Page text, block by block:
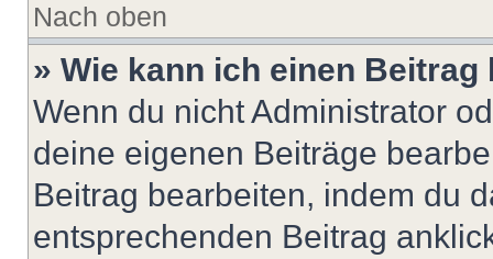
Nach oben
» Wie kann ich einen
Wenn du nicht Administrator
deine eigenen Beiträge
Beitrag bearbeiten, indem du
entsprechenden Beitrag